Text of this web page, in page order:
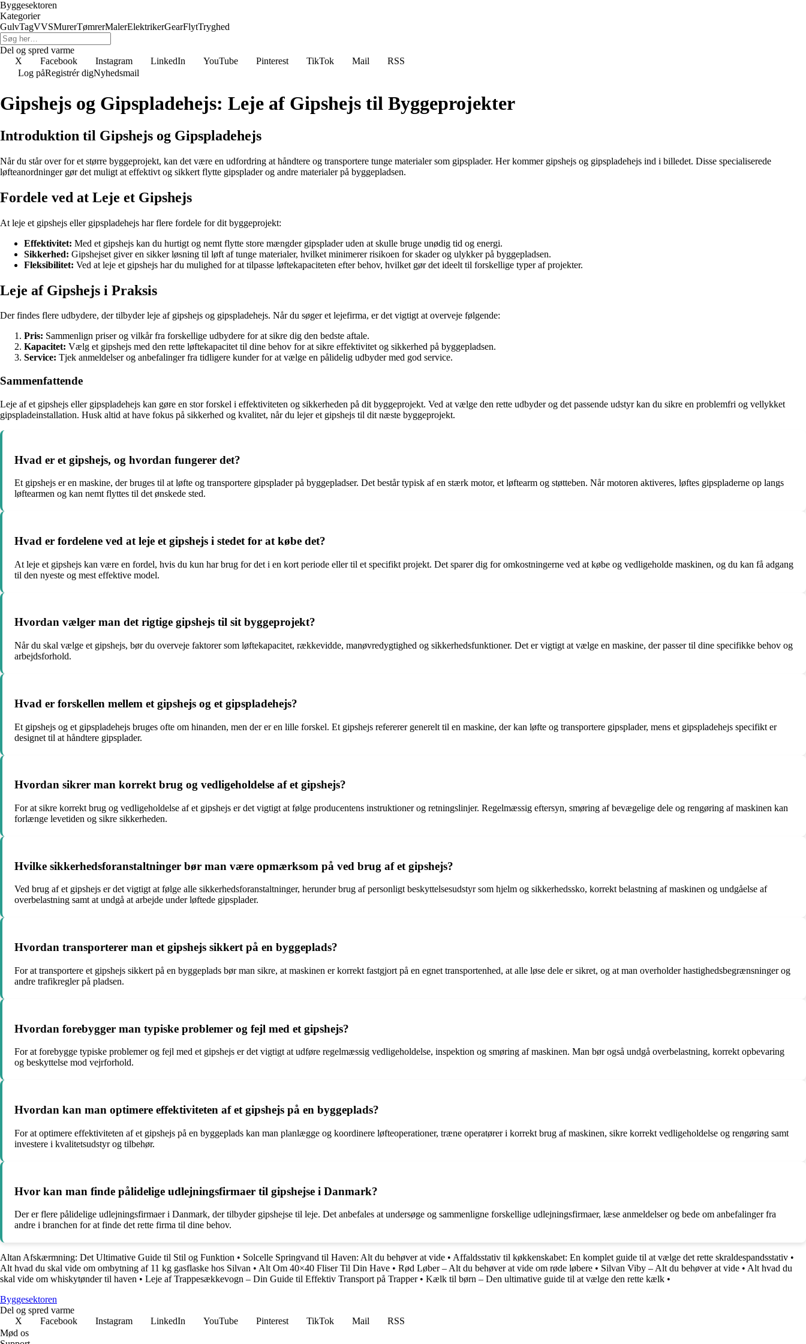
Byggesektoren
Kategorier
GulvTagVVSMurerTømrerMalerElektrikerGearFlytTryghed
Del og spred varme
X
Facebook Instagram LinkedIn YouTube Pinterest TikTok Mail
RSS
Log påRegistrér digNyhedsmail
Gipshejs og Gipspladehejs: Leje af Gipshejs til Byggeprojekter
Introduktion til Gipshejs og Gipspladehejs
Når du står over for et større byggeprojekt, kan det være en udfordring at håndtere og transportere tunge materialer som gipsplader. Her kommer gipshejs og gipspladehejs ind i billedet. Disse specialiserede
løfteanordninger gør det muligt at effektivt og sikkert flytte gipsplader og andre materialer på byggepladsen.
Fordele ved at Leje et Gipshejs
At leje et gipshejs eller gipspladehejs har flere fordele for dit byggeprojekt:
Effektivitet: Med et gipshejs kan du hurtigt og nemt flytte store mængder gipsplader uden at skulle bruge unødig tid og energi.
Sikkerhed: Gipshejset giver en sikker løsning til løft af tunge materialer, hvilket minimerer risikoen for skader og ulykker på byggepladsen.
Fleksibilitet: Ved at leje et gipshejs har du mulighed for at tilpasse løftekapaciteten efter behov, hvilket gør det ideelt til forskellige typer af projekter.
Leje af Gipshejs i Praksis
Der findes flere udbydere, der tilbyder leje af gipshejs og gipspladehejs. Når du søger et lejefirma, er det vigtigt at overveje følgende:
Pris: Sammenlign priser og vilkår fra forskellige udbydere for at sikre dig den bedste aftale.
Kapacitet: Vælg et gipshejs med den rette løftekapacitet til dine behov for at sikre effektivitet og sikkerhed på byggepladsen.
Service: Tjek anmeldelser og anbefalinger fra tidligere kunder for at vælge en pålidelig udbyder med god service.
Sammenfattende
Leje af et gipshejs eller gipspladehejs kan gøre en stor forskel i effektiviteten og sikkerheden på dit byggeprojekt. Ved at vælge den rette udbyder og det passende udstyr kan du sikre en problemfri og vellykket
gipspladeinstallation. Husk altid at have fokus på sikkerhed og kvalitet, når du lejer et gipshejs til dit næste byggeprojekt.
Hvad er et gipshejs, og hvordan fungerer det?
Et gipshejs er en maskine, der bruges til at løfte og transportere gipsplader på byggepladser. Det består typisk af en stærk motor, et løftearm og støtteben. Når motoren aktiveres, løftes gipspladerne op langs
løftearmen og kan nemt flyttes til det ønskede sted.
Hvad er fordelene ved at leje et gipshejs i stedet for at købe det?
At leje et gipshejs kan være en fordel, hvis du kun har brug for det i en kort periode eller til et specifikt projekt. Det sparer dig for omkostningerne ved at købe og vedligeholde maskinen, og du kan få adgang
til den nyeste og mest effektive model.
Hvordan vælger man det rigtige gipshejs til sit byggeprojekt?
Når du skal vælge et gipshejs, bør du overveje faktorer som løftekapacitet, rækkevidde, manøvredygtighed og sikkerhedsfunktioner. Det er vigtigt at vælge en maskine, der passer til dine specifikke behov og
arbejdsforhold.
Hvad er forskellen mellem et gipshejs og et gipspladehejs?
Et gipshejs og et gipspladehejs bruges ofte om hinanden, men der er en lille forskel. Et gipshejs refererer generelt til en maskine, der kan løfte og transportere gipsplader, mens et gipspladehejs specifikt er
designet til at håndtere gipsplader.
Hvordan sikrer man korrekt brug og vedligeholdelse af et gipshejs?
For at sikre korrekt brug og vedligeholdelse af et gipshejs er det vigtigt at følge producentens instruktioner og retningslinjer. Regelmæssig eftersyn, smøring af bevægelige dele og rengøring af maskinen kan
forlænge levetiden og sikre sikkerheden.
Hvilke sikkerhedsforanstaltninger bør man være opmærksom på ved brug af et gipshejs?
Ved brug af et gipshejs er det vigtigt at følge alle sikkerhedsforanstaltninger, herunder brug af personligt beskyttelsesudstyr som hjelm og sikkerhedssko, korrekt belastning af maskinen og undgåelse af
overbelastning samt at undgå at arbejde under løftede gipsplader.
Hvordan transporterer man et gipshejs sikkert på en byggeplads?
For at transportere et gipshejs sikkert på en byggeplads bør man sikre, at maskinen er korrekt fastgjort på en egnet transportenhed, at alle løse dele er sikret, og at man overholder hastighedsbegrænsninger og
andre trafikregler på pladsen.
Hvordan forebygger man typiske problemer og fejl med et gipshejs?
For at forebygge typiske problemer og fejl med et gipshejs er det vigtigt at udføre regelmæssig vedligeholdelse, inspektion og smøring af maskinen. Man bør også undgå overbelastning, korrekt opbevaring
og beskyttelse mod vejrforhold.
Hvordan kan man optimere effektiviteten af et gipshejs på en byggeplads?
For at optimere effektiviteten af et gipshejs på en byggeplads kan man planlægge og koordinere løfteoperationer, træne operatører i korrekt brug af maskinen, sikre korrekt vedligeholdelse og rengøring samt
investere i kvalitetsudstyr og tilbehør.
Hvor kan man finde pålidelige udlejningsfirmaer til gipshejse i Danmark?
Der er flere pålidelige udlejningsfirmaer i Danmark, der tilbyder gipshejse til leje. Det anbefales at undersøge og sammenligne forskellige udlejningsfirmaer, læse anmeldelser og bede om anbefalinger fra
andre i branchen for at finde det rette firma til dine behov.
Altan Afskærmning: Det Ultimative Guide til Stil og Funktion • Solcelle Springvand til Haven: Alt du behøver at vide • Affaldsstativ til køkkenskabet: En komplet guide til at vælge det rette skraldespandsstativ •
Alt hvad du skal vide om ombytning af 11 kg gasflaske hos Silvan • Alt Om 40×40 Fliser Til Din Have • Rød Løber – Alt du behøver at vide om røde løbere • Silvan Viby – Alt du behøver at vide • Alt hvad du
skal vide om whiskytønder til haven • Leje af Trappesækkevogn – Din Guide til Effektiv Transport på Trapper• Kælk til børn – Den ultimative guide til at vælge den rette kælk •
Byggesektoren
Del og spred varme
X
Facebook Instagram LinkedIn YouTube Pinterest TikTok Mail
RSS
Mød os